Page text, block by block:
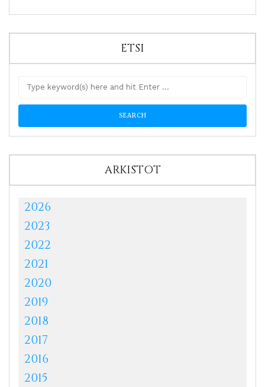
ETSI
ARKISTOT
2026
2023
2022
2021
2020
2019
2018
2017
2016
2015